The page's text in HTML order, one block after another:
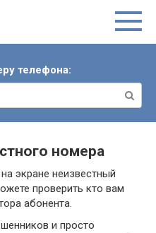
телефона:
номера
экране неизвестный
проверить кто вам
абонента.
и просто